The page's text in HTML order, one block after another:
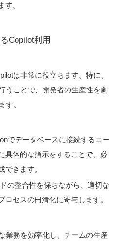
す。
Copilot利用
は非常に役立ちます。特に、
うことで、開発者の生産性を劇
す。
でデータベースに接続するコー
具体的な指示をすることで、必
できます。
の整合性を保ちながら、適切な
ロセスの円滑化に寄与します。
業務を効率化し、チームの生産